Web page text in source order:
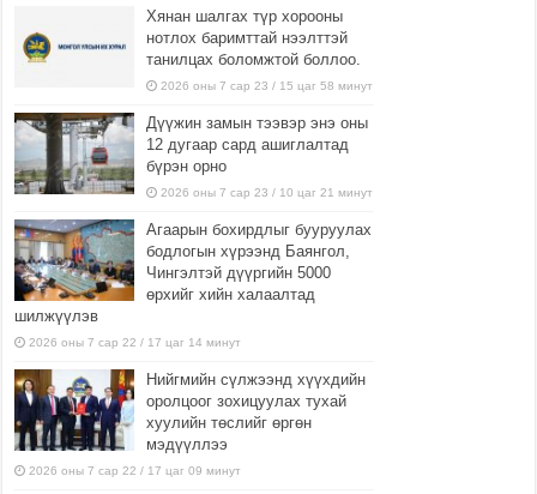
Хянан шалгах түр хорооны
нотлох баримттай нээлттэй
танилцах боломжтой боллоо.
2026 оны 7 сар 23 / 15 цаг 58 минут
Дүүжин замын тээвэр энэ оны
12 дугаар сард ашиглалтад
бүрэн орно
2026 оны 7 сар 23 / 10 цаг 21 минут
Агаарын бохирдлыг бууруулах
бодлогын хүрээнд Баянгол,
Чингэлтэй дүүргийн 5000
өрхийг хийн халаалтад
шилжүүлэв
2026 оны 7 сар 22 / 17 цаг 14 минут
Нийгмийн сүлжээнд хүүхдийн
оролцоог зохицуулах тухай
хуулийн төслийг өргөн
мэдүүллээ
2026 оны 7 сар 22 / 17 цаг 09 минут